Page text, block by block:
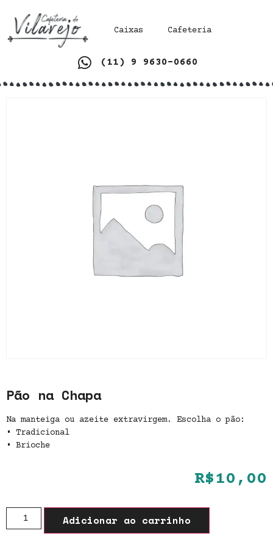
Caixas Cafeteria
(11) 9 9630-0660
Pão na Chapa
Na manteiga ou azeite extravirgem. Escolha o pão:
• Tradicional
• Brioche
R$10,00
Adicionar ao carrinho